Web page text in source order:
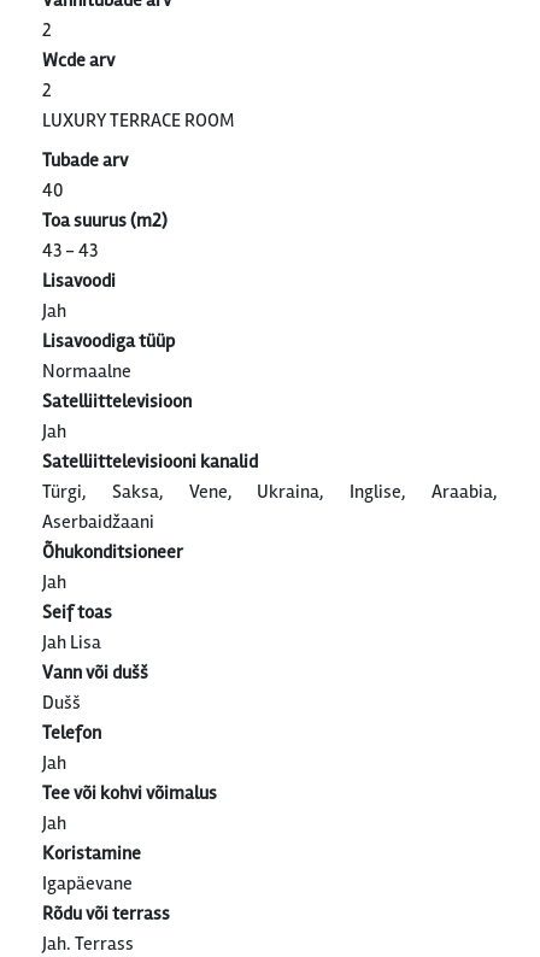
2
Wcde arv
2
LUXURY TERRACE ROOM
Tubade arv
40
Toa suurus (m2)
43 - 43
Lisavoodi
Jah
Lisavoodiga tüüp
Normaalne
Satelliittelevisioon
Jah
Satelliittelevisiooni kanalid
Türgi, Saksa, Vene, Ukraina, Inglise, Araabia,
Aserbaidžaani
Õhukonditsioneer
Jah
Seif toas
Jah Lisa
Vann või dušš
Dušš
Telefon
Jah
Tee või kohvi võimalus
Jah
Koristamine
Igapäevane
Rõdu või terrass
Jah. Terrass